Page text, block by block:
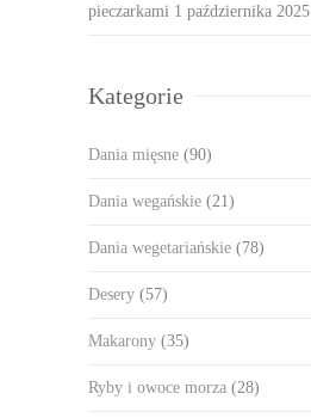
pieczarkami 1 października 2025
Kategorie
Dania mięsne (90)
Dania wegańskie (21)
Dania wegetariańskie (78)
Desery (57)
Makarony (35)
Ryby i owoce morza (28)